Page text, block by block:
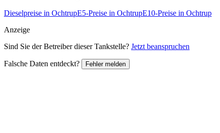
Dieselpreise in OchtrupE5-Preise in OchtrupE10-Preise in Ochtrup
Anzeige
Sind Sie der Betreiber dieser Tankstelle? Jetzt beanspruchen
Falsche Daten entdeckt? Fehler melden